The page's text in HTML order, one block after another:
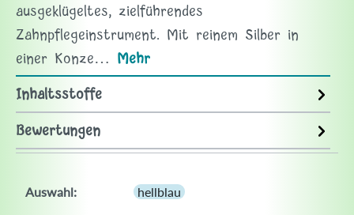
ausgeklügeltes, zielführendes
Zahnpflegeinstrument. Mit reinem Silber in
einer Konze… Mehr
Inhaltsstoffe
Bewertungen
Auswahl: hellblau